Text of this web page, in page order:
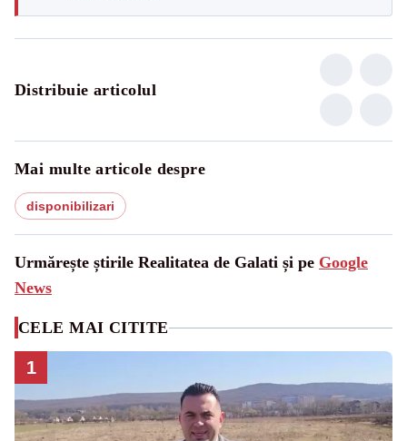
Distribuie articolul
Mai multe articole despre
disponibilizari
Urmărește știrile Realitatea de Galati și pe Google
News
CELE MAI CITITE
1